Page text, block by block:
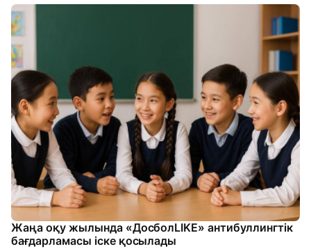
Жаңа оқу жылында «ДосболLIKE» антибуллингтік
бағдарламасы іске қосылады